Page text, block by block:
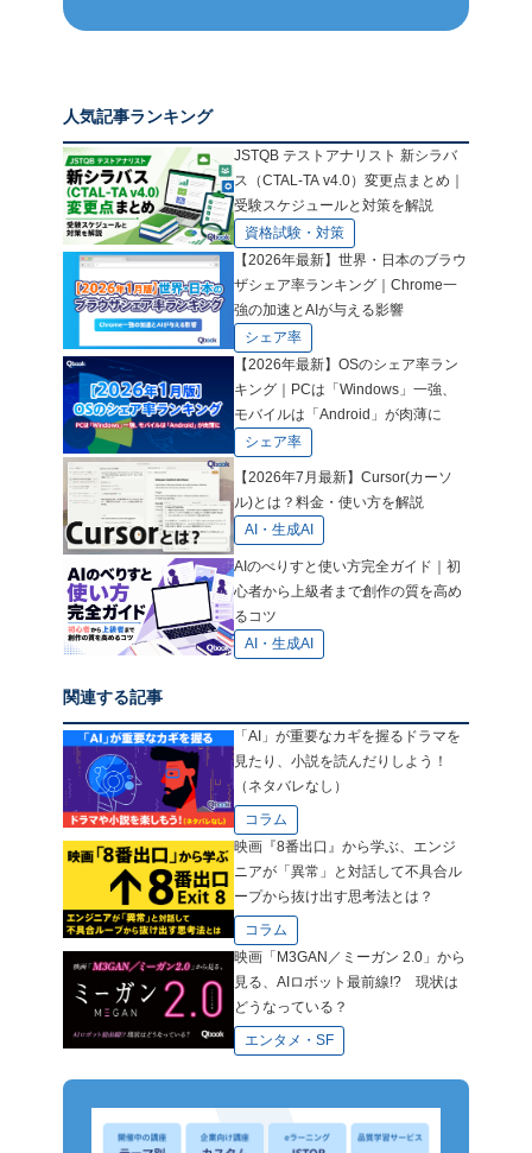
人気記事ランキング
JSTQB テストアナリスト 新シラバ
ス（CTAL-TA v4.0）変更点まとめ｜
受験スケジュールと対策を解説
資格試験・対策
【2026年最新】世界・日本のブラウ
ザシェア率ランキング｜Chrome一
強の加速とAIが与える影響
シェア率
【2026年最新】OSのシェア率ラン
キング｜PCは「Windows」一強、
モバイルは「Android」が肉薄に
シェア率
【2026年7月最新】Cursor(カーソ
ル)とは？料金・使い方を解説
AI・生成AI
AIのべりすと使い方完全ガイド｜初
心者から上級者まで創作の質を高め
るコツ
AI・生成AI
関連する記事
「AI」が重要なカギを握るドラマを
見たり、小説を読んだりしよう！
（ネタバレなし）
コラム
映画『8番出口』から学ぶ、エンジ
ニアが「異常」と対話して不具合ル
ープから抜け出す思考法とは？
コラム
映画「M3GAN／ミーガン 2.0」から
見る、AIロボット最前線!? 現状は
どうなっている？
エンタメ・SF